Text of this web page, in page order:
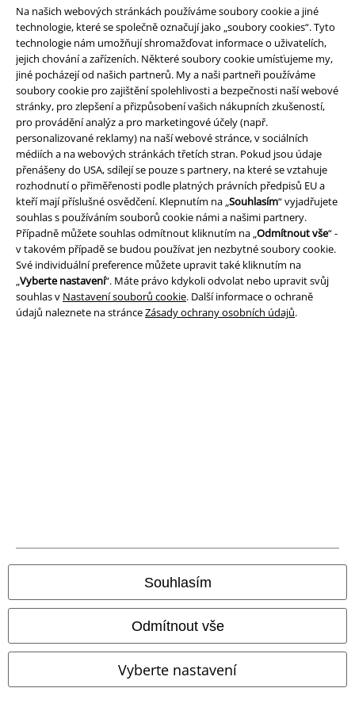
Na našich webových stránkách používáme soubory cookie a jiné
technologie, které se společně označují jako „soubory cookies“. Tyto
technologie nám umožňují shromažďovat informace o uživatelích,
jejich chování a zařízeních. Některé soubory cookie umísťujeme my,
jiné pocházejí od našich partnerů. My a naši partneři používáme
soubory cookie pro zajištění spolehlivosti a bezpečnosti naší webové
stránky, pro zlepšení a přizpůsobení vašich nákupních zkušeností,
pro provádění analýz a pro marketingové účely (např.
personalizované reklamy) na naší webové stránce, v sociálních
médiích a na webových stránkách třetích stran. Pokud jsou údaje
přenášeny do USA, sdílejí se pouze s partnery, na které se vztahuje
rozhodnutí o přiměřenosti podle platných právních předpisů EU a
kteří mají příslušné osvědčení. Klepnutím na „Souhlasím“ vyjadřujete
souhlas s používáním souborů cookie námi a našimi partnery.
Případně můžete souhlas odmítnout kliknutím na „Odmítnout vše“ -
v takovém případě se budou používat jen nezbytné soubory cookie.
Své individuální preference můžete upravit také kliknutím na
„Vyberte nastavení“. Máte právo kdykoli odvolat nebo upravit svůj
souhlas v Nastavení souborů cookie. Další informace o ochraně
údajů naleznete na stránceZásady ochrany osobních údajů.
Souhlasím
Odmítnout vše
Vyberte nastavení
Tímto souhlasím se zasíláním EMP Newslettru a souhlasím s tím, že
E.M.P. Merchandising mbH může zpracovávat mé osobní údaje a
pravidelně mi posílat informace o svých produktech. Mé osobní údaje
budou zpracovány v souladu s ustanoveními Ochrana osobních údajů
Můj souhlas mohu kdykoliv odvolat na odhlašovací odkaz/link.
Unsubscribehere.
Odebírat
*Platí pouze online a kód je platný jen 4 týdny. Nelze kombinovat s jinými
slevovými kódy. Po vložení a potvrzení kódu bude sleva automaticky
odečtena z vašeho nákupního košíku. Nevztahuje se na média, knihy,
vstupenky, dárkové poukazy, produkty: Rammstein, (Till) Lindemann, Die
Ärzte, Die Toten Hosen, Feine Sahne Fischfilet, Broilers, Böhse Onkelz a
zboží, jehož koupí podpoříte nadaci.
Podmínky vracení zboží
Vrácení zboží
Všeobecné informace o velikostech